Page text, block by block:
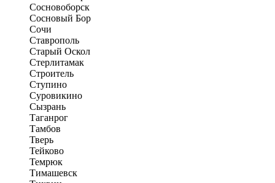
Сосновоборск
Сосновый Бор
Сочи
Ставрополь
Старый Оскол
Стерлитамак
Строитель
Ступино
Суровикино
Сызрань
Таганрог
Тамбов
Тверь
Тейково
Темрюк
Тимашевск